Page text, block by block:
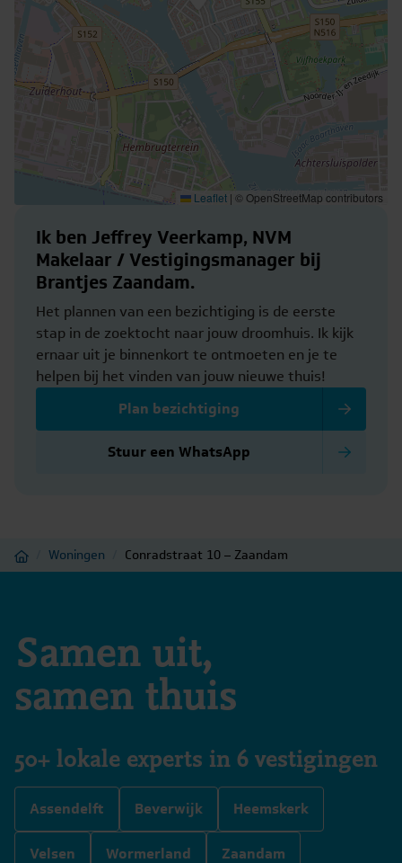
Leaflet | © OpenStreetMap contributors
Ik ben Jeffrey Veerkamp, NVM
Makelaar / Vestigingsmanager bij
Brantjes Zaandam.
Het plannen van een bezichtiging is de eerste
stap in de zoektocht naar jouw droomhuis. Ik kijk
ernaar uit je binnenkort te ontmoeten en je te
helpen bij het vinden van jouw nieuwe thuis!
Plan bezichtiging
Stuur een WhatsApp
Home Woningen Conradstraat 10 – Zaandam
Samen uit,
samen thuis
50+ lokale experts in 6 vestigingen
Assendelft Beverwijk Heemskerk
Velsen Wormerland Zaandam